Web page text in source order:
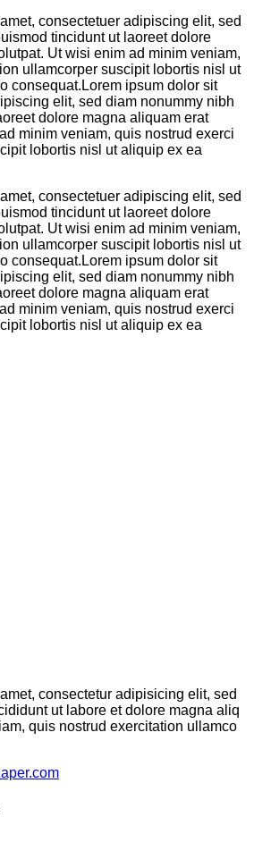
consectetuer adipiscing elit, sed
tincidunt ut laoreet dolore
Ut wisi enim ad minim veniam,
ullamcorper suscipit lobortis nisl ut
consequat.Lorem ipsum dolor sit
elit, sed diam nonummy nibh
dolore magna aliquam erat
minim veniam, quis nostrud exerci
lobortis nisl ut aliquip ex ea
consectetuer adipiscing elit, sed
tincidunt ut laoreet dolore
Ut wisi enim ad minim veniam,
ullamcorper suscipit lobortis nisl ut
consequat.Lorem ipsum dolor sit
elit, sed diam nonummy nibh
dolore magna aliquam erat
minim veniam, quis nostrud exerci
lobortis nisl ut aliquip ex ea
consectetur adipisicing elit, sed
ut labore et dolore magna aliq
quis nostrud exercitation ullamco